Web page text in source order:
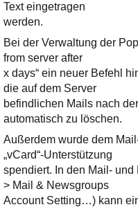
Text eingetragen
werden.
Bei der Verwaltung der
from server after
x days“ ein neuer Befehl
die auf dem Server
befindlichen Mails nach
automatisch zu löschen.
Außerdem wurde dem
„vCard“-Unterstützung
spendiert. In den Mail-
> Mail & Newsgroups
Account Setting…) kann